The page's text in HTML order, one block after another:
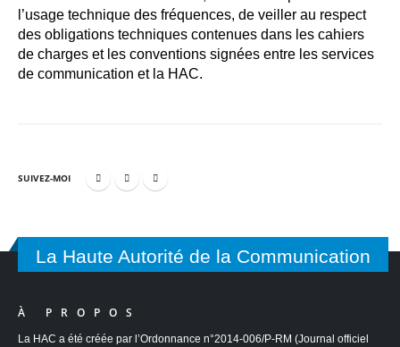
l’usage technique des fréquences, de veiller au respect
des obligations techniques contenues dans les cahiers
de charges et les conventions signées entre les services
de communication et la HAC.
SUIVEZ-MOI
La Haute Autorité de la Communication
À PROPOS
La HAC a été créée par l’Ordonnance n°2014-006/P-RM (Journal officiel